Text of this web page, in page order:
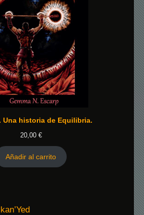
Una historia de Equilibria.
20,00 €
Añadir al carrito